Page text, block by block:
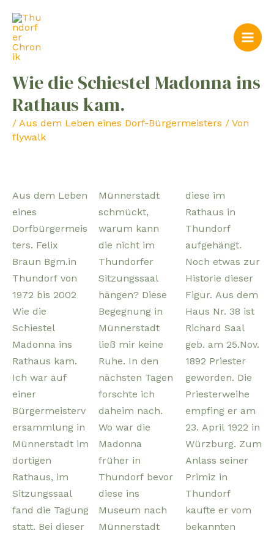
Inhalt
springen
Wie die Schiestel Madonna ins
Rathaus kam.
/ Aus dem Leben eines Dorf-Bürgermeisters / Von
flywalk
Aus dem Leben
eines
Dorfbürgermeis
ters. Felix
Braun Bgm.in
Thundorf von
1972 bis 2002
Wie die
Schiestel
Madonna ins
Rathaus kam.
Ich war auf
einer
Bürgermeisterv
ersammlung in
Münnerstadt im
dortigen
Rathaus, im
Sitzungssaal
fand die Tagung
statt. Bei dieser
Münnerstadt
schmückt,
warum kann
die nicht im
Thundorfer
Sitzungssaal
hängen? Diese
Begegnung in
Münnerstadt
ließ mir keine
Ruhe. In den
nächsten Tagen
forschte ich
daheim nach.
Wo war die
Madonna
früher in
Thundorf bevor
diese ins
Museum nach
Münnerstadt
diese im
Rathaus in
Thundorf
aufgehängt.
Noch etwas zur
Historie dieser
Figur. Aus dem
Haus Nr. 38 ist
Richard Saal
geb. am 25.Nov.
1892 Priester
geworden. Die
Priesterweihe
empfing er am
23. April 1922 in
Würzburg. Zum
Anlass seiner
Primiz in
Thundorf
kaufte er vom
bekannten
navigation